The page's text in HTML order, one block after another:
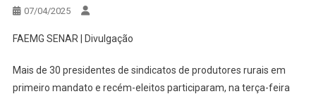
07/04/2025
FAEMG SENAR | Divulgação
Mais de 30 presidentes de sindicatos de produtores rurais em
primeiro mandato e recém-eleitos participaram, na terça-feira